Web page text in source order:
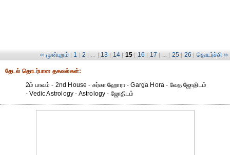
‹‹ முன்புறம் | 1 | 2 | ... | 13 | 14 | 15 | 16 | 17 | ... | 25 | 26 | தொடர்ச்சி ››
தேட‌ல் தொட‌ர்பான தகவ‌ல்க‌ள்:
2ம் பாவம் - 2nd House - கர்கா ஹோரா - Garga Hora - வேத ஜோதிடம்
- Vedic Astrology - Astrology - ஜோதிடம்